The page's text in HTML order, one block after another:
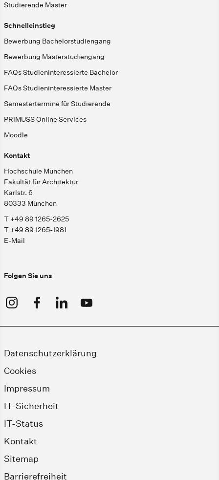
Studierende Master
Schnelleinstieg
Bewerbung Bachelorstudiengang
Bewerbung Masterstudiengang
FAQs Studieninteressierte Bachelor
FAQs Studieninteressierte Master
Semestertermine für Studierende
PRIMUSS Online Services
Moodle
Kontakt
Hochschule München
Fakultät für Architektur
Karlstr. 6
80333 München
T +49 89 1265-2625
T +49 89 1265-1981
E-Mail
Folgen Sie uns
Datenschutzerklärung
Cookies
Impressum
IT-Sicherheit
IT-Status
Kontakt
Sitemap
Barrierefreiheit